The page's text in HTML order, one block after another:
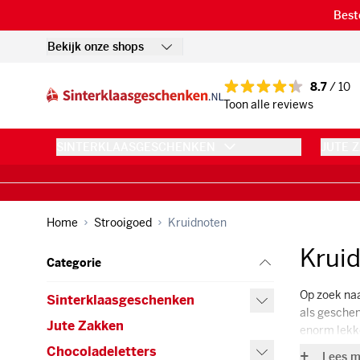
Bekijk onze shops
8.7/ 10
Toon alle reviews
Home Strooigoed Kruidnoten
Categorie
Sinterklaasgeschenken
Sinterklaasgeschenken
Jute Zakken
Jute Zakken
Chocoladeletters
Chocoladeletters
Op zoek
als
enorm
Lees